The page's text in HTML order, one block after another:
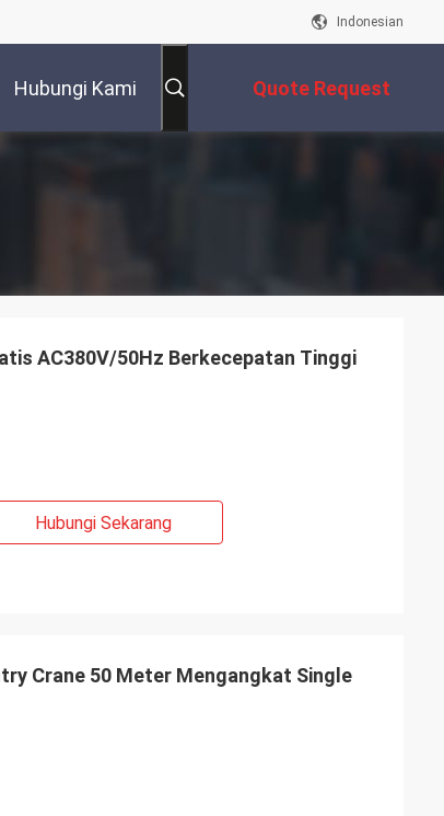
Indonesian
Hubungi Kami Quote Request
AC380V/50Hz Berkecepatan Tinggi
Hubungi Sekarang
Crane 50 Meter Mengangkat Single